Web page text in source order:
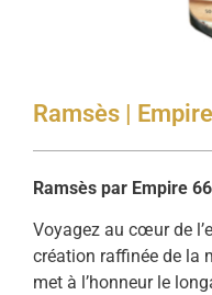
Ramsès |
Ramsès par Empire 66
Voyagez au cœur de
création raffinée de la
met à l’honneur le